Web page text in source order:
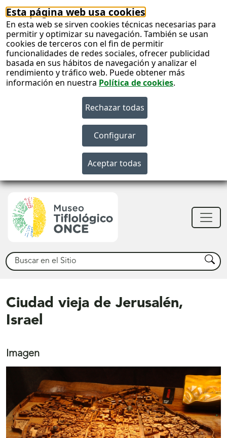
Esta página web usa cookies
En esta web se sirven cookies técnicas necesarias para
permitir y optimizar su navegación. También se usan
cookies de terceros con el fin de permitir
funcionalidades de redes sociales, ofrecer publicidad
basada en sus hábitos de navegación y analizar el
rendimiento y tráfico web. Puede obtener más
información en nuestra Política de cookies.
Buscar Buscar
Ciudad vieja de Jerusalén,
Israel
Imagen